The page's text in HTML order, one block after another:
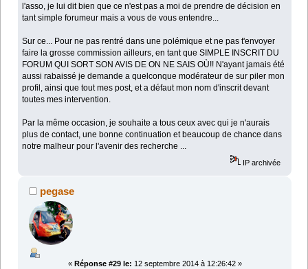
l'asso, je lui dit bien que ce n'est pas a moi de prendre de décision en
tant simple forumeur mais a vous de vous entendre...
Sur ce... Pour ne pas rentré dans une polémique et ne pas t'envoyer
faire la grosse commission ailleurs, en tant que SIMPLE INSCRIT DU
FORUM QUI SORT SON AVIS DE ON NE SAIS OÙ!! N'ayant jamais été
aussi rabaissé je demande a quelconque modérateur de sur piler mon
profil, ainsi que tout mes post, et a défaut mon nom d'inscrit devant
toutes mes intervention.
Par la même occasion, je souhaite a tous ceux avec qui je n'aurais
plus de contact, une bonne continuation et beaucoup de chance dans
notre malheur pour l'avenir des recherche ...
IP archivée
pegase
« Réponse #29 le: 12 septembre 2014 à 12:26:42 »